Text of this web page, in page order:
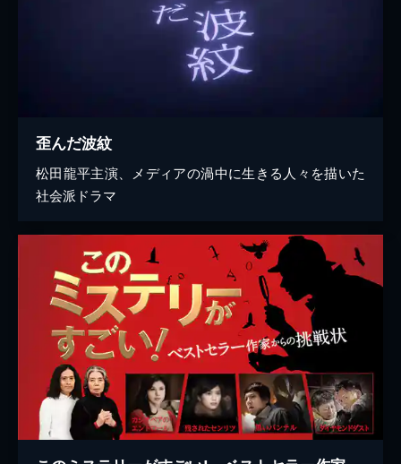
歪んだ波紋
松田龍平主演、メディアの渦中に生きる人々を描いた
社会派ドラマ